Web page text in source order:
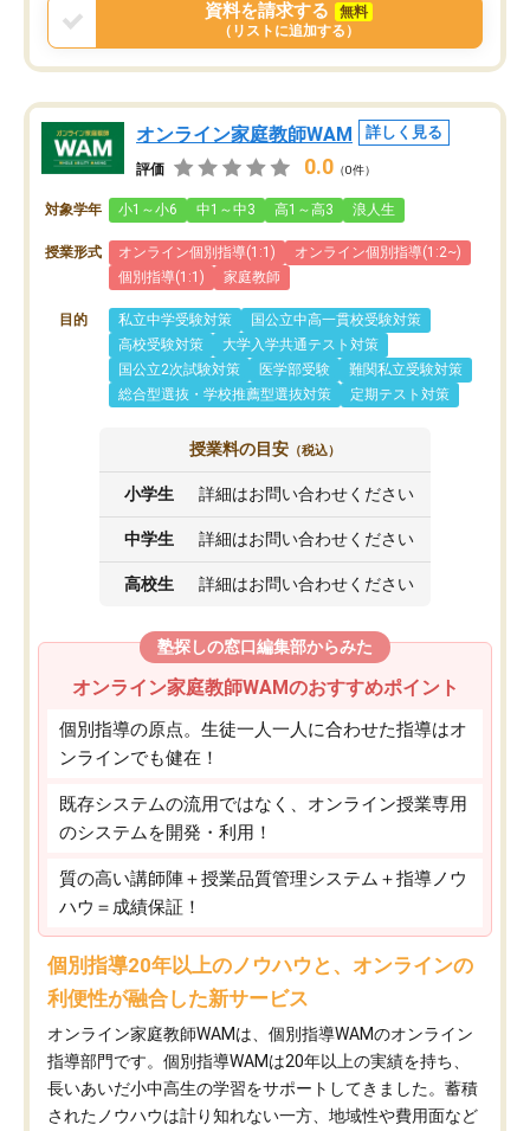
資料を請求する
無料
（リストに追加する）
オンライン家庭教師WAM 詳しく見る
評価 0.0 （0件）
対象学年 小1～小6 中1～中3 高1～高3 浪人生
授業形式 オンライン個別指導(1:1)
オンライン個別指導(1:2~)
個別指導(1:1)
家庭教師
目的 私立中学受験対策
国公立中高一貫校受験対策
高校受験対策
大学入学共通テスト対策
国公立2次試験対策
医学部受験
難関私立受験対策
総合型選抜・学校推薦型選抜対策
定期テスト対策
授業料の目安 （税込）
小学生 詳細はお問い合わせください
中学生 詳細はお問い合わせください
高校生 詳細はお問い合わせください
塾探しの窓口編集部からみた
オンライン家庭教師WAMのおすすめポイント
個別指導の原点。生徒一人一人に合わせた指導はオ
ンラインでも健在！
既存システムの流用ではなく、オンライン授業専用
のシステムを開発・利用！
質の高い講師陣＋授業品質管理システム＋指導ノウ
ハウ＝成績保証！
個別指導20年以上のノウハウと、オンラインの
利便性が融合した新サービス
オンライン家庭教師WAMは、個別指導WAMのオンライン
指導部門です。個別指導WAMは20年以上の実績を持ち、
長いあいだ小中高生の学習をサポートしてきました。蓄積
されたノウハウは計り知れない一方、地域性や費用面など